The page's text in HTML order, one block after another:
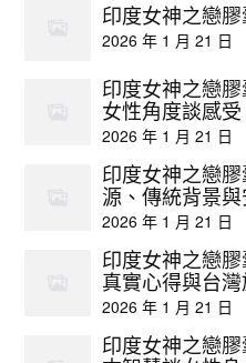
印度女神之戀
2026 年 1 月 21 日
印度女神之戀
女性角度談感
2026 年 1 月 21 日
印度女神之戀
源、傳統背景
2026 年 1 月 21 日
印度女神之戀
真實心得與台
2026 年 1 月 21 日
印度女神之戀